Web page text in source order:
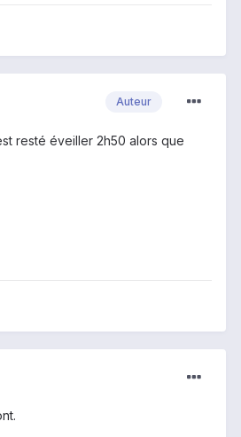
Auteur
resté éveiller 2h50 alors que